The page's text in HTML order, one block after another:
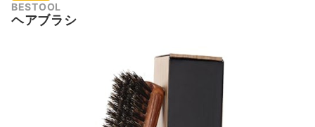
BESTOOL
ヘアブラシ